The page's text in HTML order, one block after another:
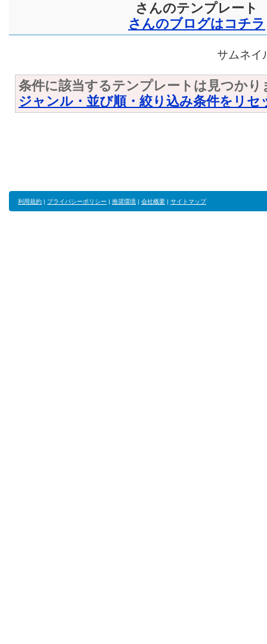
さんのテンプレート
さんのブログはコチラ
サムネイ
条件に該当するテンプレートは見つかり
ジャンル・並び順・絞り込み条件をリセ
利用規約 | プライバシーポリシー | 推奨環境 | 会社概要 | サイトマップ